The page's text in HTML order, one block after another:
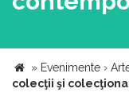
» Evenimente ›
colecţii şi